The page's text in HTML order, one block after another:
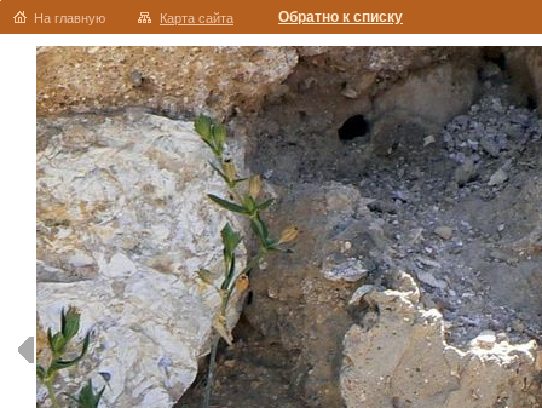
На главную Карта сайта Обратно к списку